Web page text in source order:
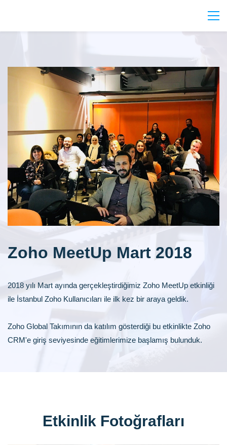
Zoho MeetUp Mart 2018
2018 yılı Mart ayında gerçekleştirdiğimiz Zoho MeetUp etkinliği
ile İstanbul Zoho Kullanıcıları ile ilk kez bir araya geldik.
Zoho Global Takımının da katılım gösterdiği bu etkinlikte Zoho
CRM'e giriş seviyesinde eğitimlerimize başlamış bulunduk.
Etkinlik Fotoğrafları